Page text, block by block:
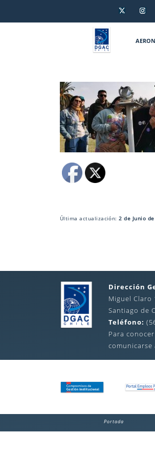
Última actualización:2 de Junio
Dirección
Miguel Claro
Santiago de
Teléfono:
Para
comunicarse
Portada